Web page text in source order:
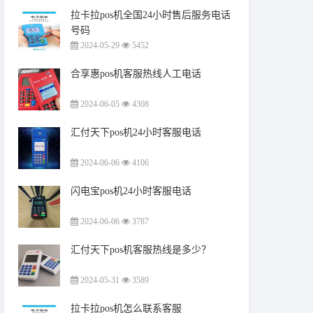
拉卡拉pos机全国24小时售后服务电话
号码
2024-05-29 5452
合享惠pos机客服热线人工电话
2024-06-05 4308
汇付天下pos机24小时客服电话
2024-06-06 4106
闪电宝pos机24小时客服电话
2024-06-06 3787
汇付天下pos机客服热线是多少？
2024-05-31 3589
拉卡拉pos机怎么联系客服